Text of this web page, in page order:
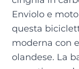
Enviolo e
questa
moderna con
olandese. La